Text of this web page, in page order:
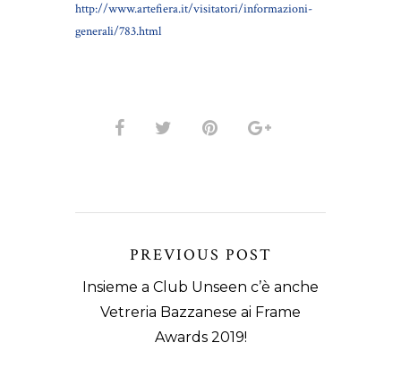
http://www.artefiera.it/visitatori/informazioni-
generali/783.html
PREVIOUS POST
Insieme a Club Unseen c’è anche
Vetreria Bazzanese ai Frame
Awards 2019!